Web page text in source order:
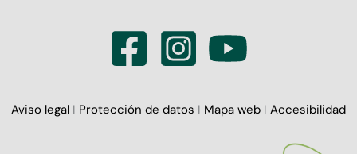
Aviso legal I Protección de datos I Mapa web I Accesibilidad